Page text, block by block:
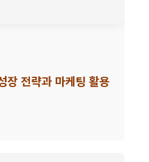
장 전략과 마케팅 활용